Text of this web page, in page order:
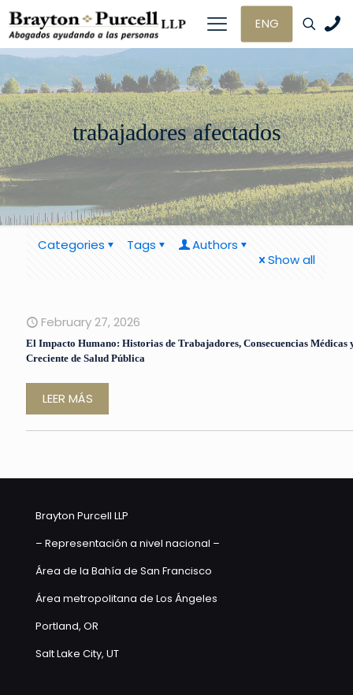
ENG
trabajadores afectados
Categories Tags
Authors
Show all
February 27, 2026
El Impacto Humano: Historias de Trabajadores, Consecuencias Médicas
Creciente de Salud Pública
LEER MÁS
Brayton Purcell LLP
– Representación a nivel nacional –
Área de la Bahía de San Francisco
Área metropolitana de Los Ángeles
Portland, OR
Salt Lake City, UT